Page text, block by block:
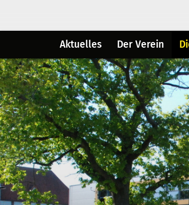
Aktuelles Der Verein